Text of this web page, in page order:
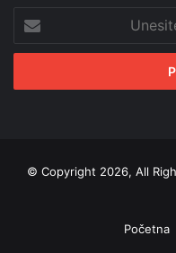
Email
adresu
© Copyright 2026, All
Početna